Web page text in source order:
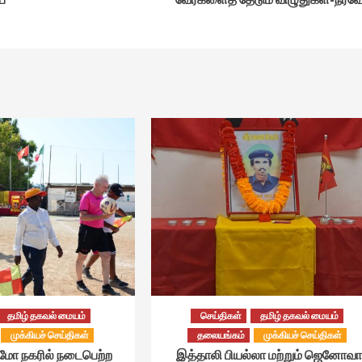
தமிழ் தகவல் மையம்
முக்கியச் செய்திகள்
நகரில் நடைபெற்ற
செய்திகள்
தமிழ் தகவல் மையம்
தலையங்கம்
முக்கியச் செய்திகள்
இத்தாலி பியல்லா மற்றும் ஜெனோவா